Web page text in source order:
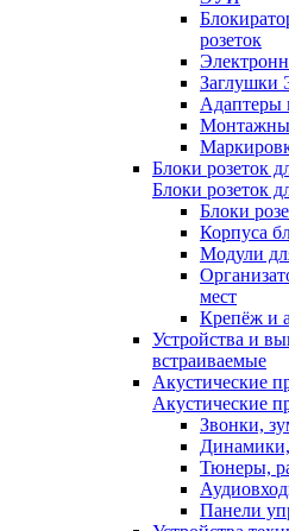
розеток
Заглушки
Блоки розеток
Блоки розеток
Блоки
Корпуса
Модули
мест
Крепёж и
Устройства и
встраиваемые
Акустические
Акустические
Звонки,
Динамики,
Тюнеры,
Панели